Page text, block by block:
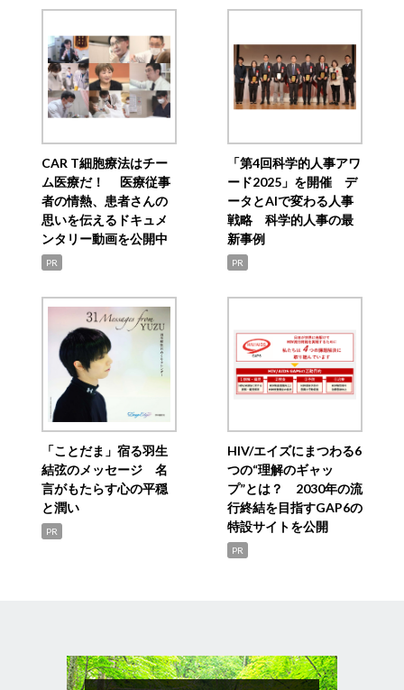
CAR T細胞療法はチー
ム医療だ！ 医療従事
者の情熱、患者さんの
思いを伝えるドキュメ
ンタリー動画を公開中
PR
「第4回科学的人事アワ
ード2025」を開催 デ
ータとAIで変わる人事
戦略 科学的人事の最
新事例
PR
「ことだま」宿る羽生
結弦のメッセージ 名
言がもたらす心の平穏
と潤い
PR
HIV/エイズにまつわる6
つの“理解のギャッ
プ”とは？ 2030年の流
行終結を目指すGAP6の
特設サイトを公開
PR